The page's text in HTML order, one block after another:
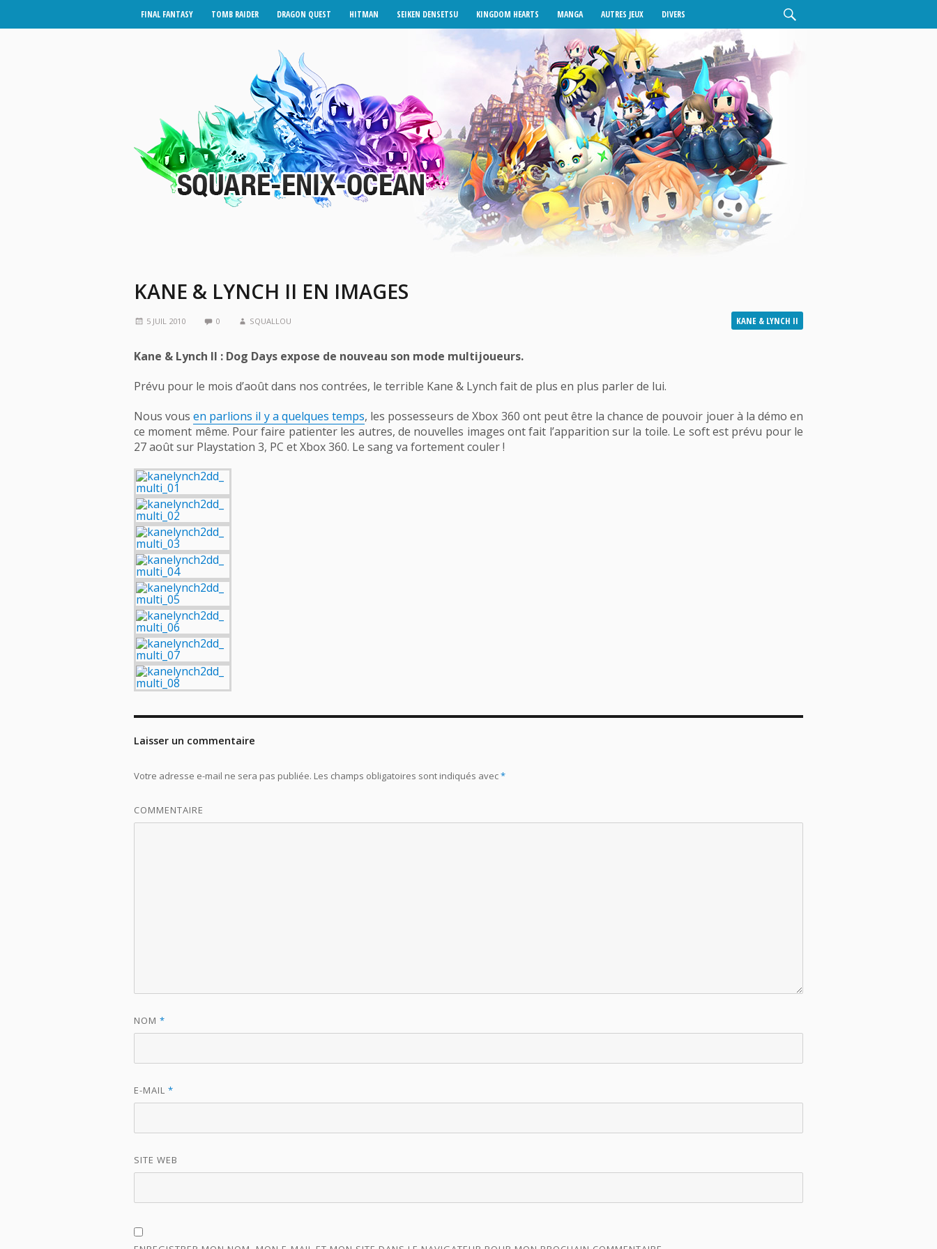
FINAL FANTASY TOMB RAIDER DRAGON QUEST HITMAN SEIKEN DENSETSU KINGDOM HEARTS MANGA AUTRES JEUX DIVERS
KANE & LYNCH II EN IMAGES
KANE & LYNCH II
5 JUIL 2010 0 SQUALLOU
Kane & Lynch II : Dog Days expose de nouveau son mode multijoueurs.
Prévu pour le mois d’août dans nos contrées, le terrible Kane & Lynch fait de plus en plus parler de lui.
Nous vousen parlions il y a quelques temps, les possesseurs de Xbox 360 ont peut être la chance de pouvoir jouer à la démo en
ce moment même. Pour faire patienter les autres, de nouvelles images ont fait l’apparition sur la toile. Le soft est prévu pour le
27 août sur Playstation 3, PC et Xbox 360. Le sang va fortement couler !
Laisser un commentaire
Votre adresse e-mail ne sera pas publiée. Les champs obligatoires sont indiqués avec*
COMMENTAIRE
NOM *
E-MAIL *
SITE WEB